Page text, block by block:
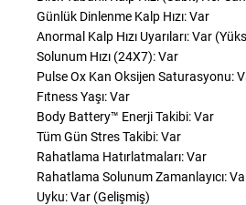
Günlük Dinlenme Kalp Hızı: Var
Anormal Kalp Hızı Uyarıları: Var
Solunum Hızı (24X7): Var
Pulse Ox Kan Oksijen Saturasyonu:
Fıtness Yaşı: Var
Body Battery™ Enerji Takibi: Var
Tüm Gün Stres Takibi: Var
Rahatlama Hatırlatmaları: Var
Rahatlama Solunum Zamanlayıcı:
Uyku: Var (Gelişmiş)